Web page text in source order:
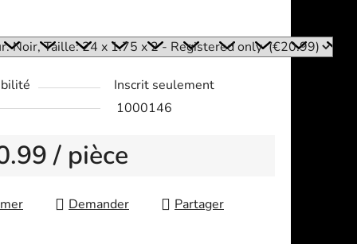
Inscrit seulement
1000146
/ pièce
Demander Partager